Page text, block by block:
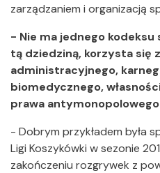
zarządzaniem i organizacją
- Nie ma jednego
tą dziedziną, korzysta się
administracyjnego,
biomedycznego,
prawa
- Dobrym przykładem była
Ligi Koszykówki w sezonie
zakończeniu rozgrywek z